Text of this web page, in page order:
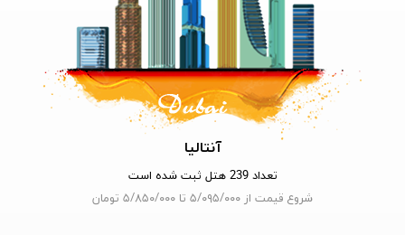
آنتالیا
تعداد 239 هتل ثبت شده است
شروع قیمت از ۵/۰۹۵/۰۰۰ تا ۵/۸۵۰/۰۰۰ تومان